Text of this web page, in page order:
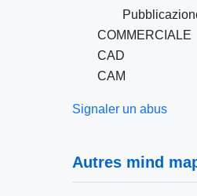
COMMERCIALE
CAD
CAM
Signaler un abus
Autres mind